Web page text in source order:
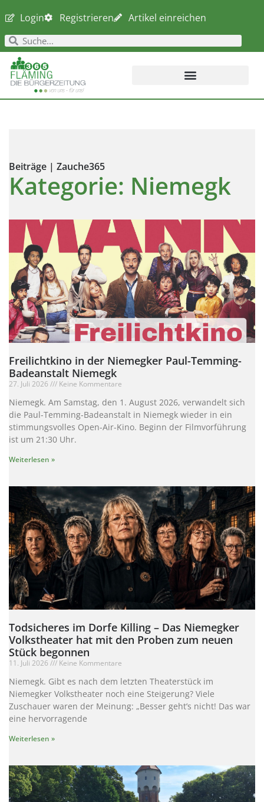
Login Registrieren Artikel einreichen
Beiträge | Zauche365
Kategorie: Niemegk
Freilichtkino in der Niemegker Paul-Temming-
Badeanstalt Niemegk
27. Juli 2026 Keine Kommentare
Niemegk. Am Samstag, den 1. August 2026, verwandelt sich
die Paul-Temming-Badeanstalt in Niemegk wieder in ein
stimmungsvolles Open-Air-Kino. Beginn der Filmvorführung
ist um 21:30 Uhr.
Weiterlesen »
Todsicheres im Dorfe Killing – Das Niemegker
Volkstheater hat mit den Proben zum neuen
Stück begonnen
11. Juli 2026 Keine Kommentare
Niemegk. Gibt es nach dem letzten Theaterstück im
Niemegker Volkstheater noch eine Steigerung? Viele
Zuschauer waren der Meinung: „Besser geht’s nicht! Das war
eine hervorragende
Weiterlesen »